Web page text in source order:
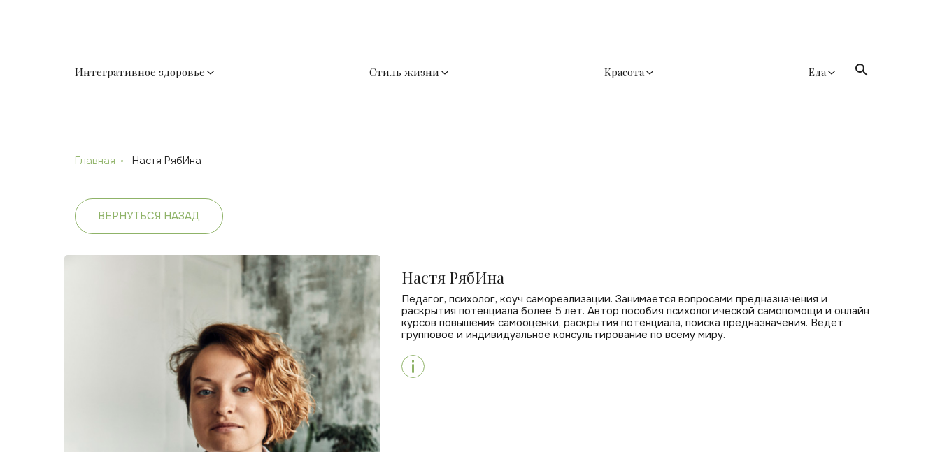
Интегративное здоровье Стиль жизни Красота Еда
Главная Настя РябИна
ВЕРНУТЬСЯ НАЗАД
Настя РябИна
Педагог, психолог, коуч самореализации. Занимается вопросами предназначения и
раскрытия потенциала более 5 лет. Автор пособия психологической самопомощи и онлайн
курсов повышения самооценки, раскрытия потенциала, поиска предназначения. Ведет
групповое и индивидуальное консультирование по всему миру.